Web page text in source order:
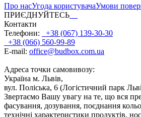
Про насУгода користувачаУмови
ПРИЄДНУЙТЕСЬ
Контакти
Телефони:
+38 (067) 139-30-30
+38 (066) 560-99-89
E-mail: office@budbox.com.ua
Адреса точки самовивозу:
Україна м. Львів,
вул. Поліська, 6 (Логістичний парк
Звертаємо Вашу увагу на те, що вся
фасування, дозування, поєднання
технічні характеристики продуктів,